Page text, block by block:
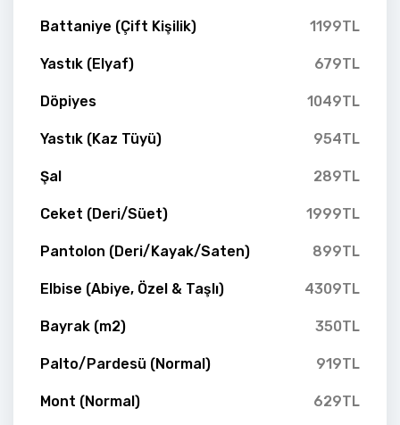
Battaniye (Çift Kişilik) 1199TL
Yastık (Elyaf) 679TL
Döpiyes 1049TL
Yastık (Kaz Tüyü) 954TL
Şal 289TL
Ceket (Deri/Süet) 1999TL
Pantolon (Deri/Kayak/Saten) 899TL
Elbise (Abiye, Özel & Taşlı) 4309TL
Bayrak (m2) 350TL
Palto/Pardesü (Normal) 919TL
Mont (Normal) 629TL